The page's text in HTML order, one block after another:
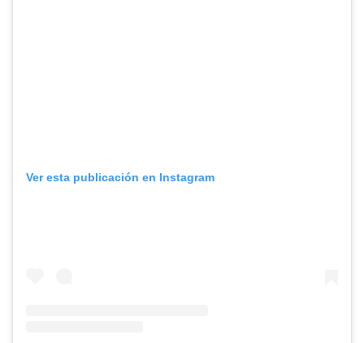
Ver esta publicación en Instagram